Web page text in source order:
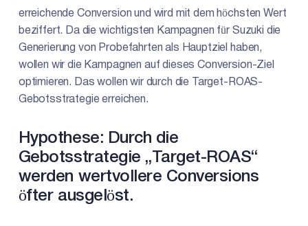
erreichende Conversion und wird mit dem höchsten Wert
beziffert. Da die wichtigsten Kampagnen für Suzuki die
Generierung von Probefahrten als Hauptziel haben,
wollen wir die Kampagnen auf dieses Conversion-Ziel
optimieren. Das wollen wir durch die Target-ROAS-
Gebotsstrategie erreichen.
Hypothese: Durch die
Gebotsstrategie „Target-ROAS“
werden wertvollere Conversions
öfter ausgelöst.